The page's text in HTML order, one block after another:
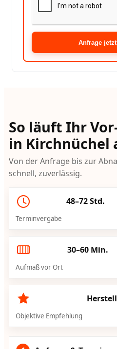
Anfrage
So läuft Ihr
in Kirchnüchel
Von der Anfrage bis zur
schnell, zuverlässig.
48–72 Std.
Terminvergabe
30–60 Min.
Aufmaß vor Ort
Objektive Empfehlung